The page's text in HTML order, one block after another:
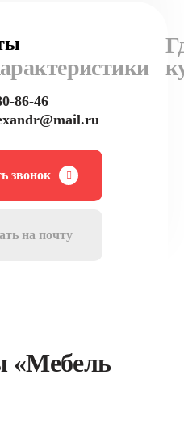
86-46
звонок
на почту
«Мебель